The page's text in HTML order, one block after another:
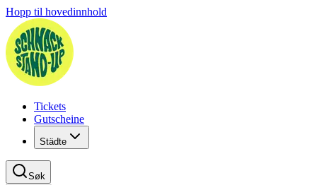
Hopp til hovedinnhold
Tickets
Gutscheine
Städte
Søk